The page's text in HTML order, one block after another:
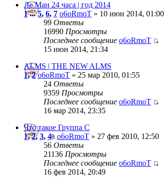
Ле Ман 24 часа | год 2014
1...5, 6, 7 o6oRmoT » 10 июн 2014, 01:00
99 Ответы
16990 Просмотры
Последнее сообщение o6oRmoT
15 июн 2014, 21:34
ALMS | THE NEW ALMS
1,2 o6oRmoT » 25 мар 2010, 01:55
24 Ответы
9359 Просмотры
Последнее сообщение o6oRmoT
16 мар 2014, 23:35
Что такое Группа С
1,2,3, 4 o6oRmoT » 27 фев 2010, 12:50
56 Ответы
21136 Просмотры
Последнее сообщение o6oRmoT
16 фев 2014, 20:49